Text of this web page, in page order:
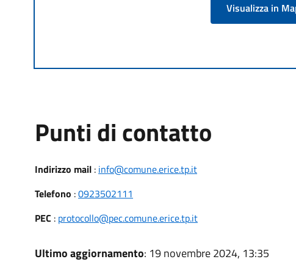
Visualizza in
Punti di contatto
Indirizzo mail: info@comune.erice.tp.it
Telefono :0923502111
PEC : protocollo@pec.comune.erice.tp.it
Ultimo aggiornamento: 19 novembre 2024, 13:35